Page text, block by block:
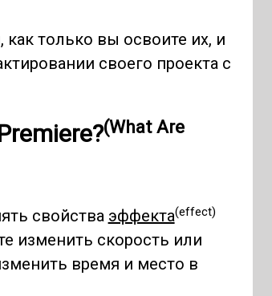
только вы освоите их, и
своего проекта с
(What Are
свойства эффекта(effect)
изменить скорость или
время и место в